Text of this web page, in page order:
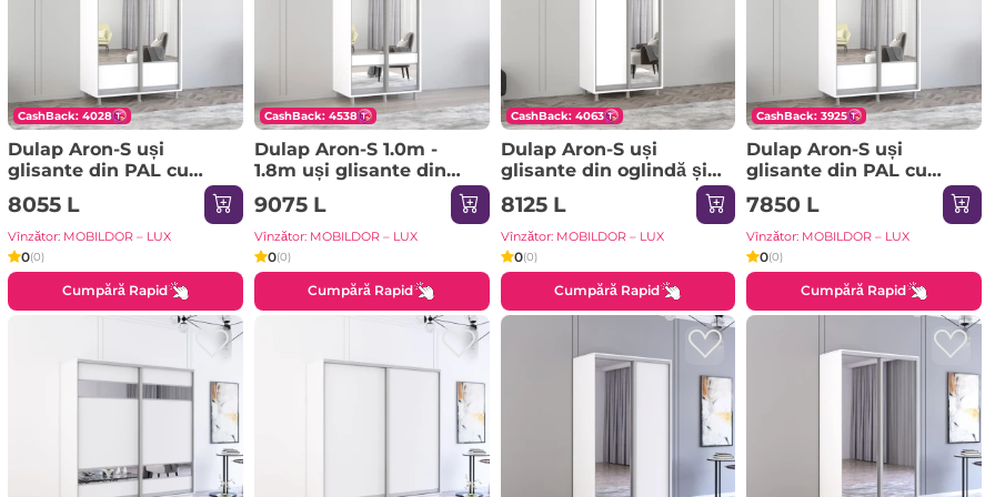
CashBack: 4028
Dulap Aron-S uși
glisante din PAL cu
oglindă orizontal
(110x60x240H cm)
Sonoma
8055 L
Vînzător: MOBILDOR – LUX
0(0)
Cumpără Rapid
CashBack: 4538
Dulap Aron-S 1.0m -
1.8m uși glisante din
PAL cu oglindă zebra
(160x60x220H cm)
Sonoma
9075 L
Vînzător: MOBILDOR – LUX
0(0)
Cumpără Rapid
CashBack: 4063
Dulap Aron-S uși
glisante din oglindă și
PAL (130x60x210H cm)
Sonoma
8125 L
Vînzător: MOBILDOR – LUX
0(0)
Cumpără Rapid
CashBack: 3925
Dulap Aron-S uși
glisante din PAL cu
oglindă (K1) orizontal
(100x60x240H cm)
Sonoma
7850 L
Vînzător: MOBILDOR – LUX
0(0)
Cumpără Rapid